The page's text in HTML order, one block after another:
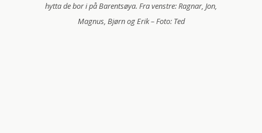
hytta de bor i på Barentsøya. Fra venstre: Ragnar, Jon,
Magnus, Bjørn og Erik – Foto: Ted